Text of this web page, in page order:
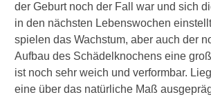
der Geburt noch der Fall war und sich
in den nächsten Lebenswochen
spielen das Wachstum, aber auch der
Aufbau des Schädelknochens eine
ist noch sehr weich und verformbar.
eine über das natürliche Maß
e
h
t
e
n
K